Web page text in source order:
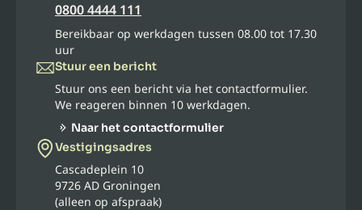
0800 4444 111
Bereikbaar op werkdagen tussen 08.00 tot 17.30
uur
Stuur een bericht
Stuur ons een bericht via het contactformulier.
We reageren binnen 10 werkdagen.
Naar het contactformulier
Vestigingsadres
Cascadeplein 10
9726 AD Groningen
(alleen op afspraak)